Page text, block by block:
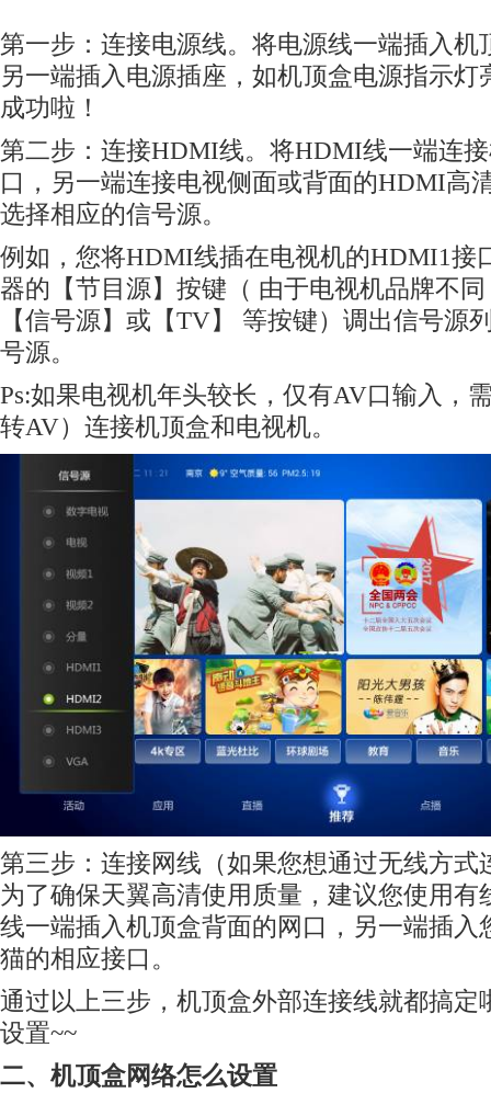
第一步：连接电源线。将电源线一端插入机
另一端插入电源插座，如机顶盒电源指示灯
成功啦！
第二步：连接HDMI线。将HDMI线一端连
口，另一端连接电视侧面或背面的HDMI高
选择相应的信号源。
例如，您将HDMI线插在电视机的HDMI1接
器的【节目源】按键（ 由于电视机品牌不
【信号源】或【TV】 等按键）调出信号源
号源。
Ps:如果电视机年头较长，仅有AV口输入，
转AV）连接机顶盒和电视机。
第三步：连接网线（如果您想通过无线方式
为了确保天翼高清使用质量，建议您使用有
线一端插入机顶盒背面的网口，另一端插入
猫的相应接口。
通过以上三步，机顶盒外部连接线就都搞定
设置~~
二、机顶盒网络怎么设置